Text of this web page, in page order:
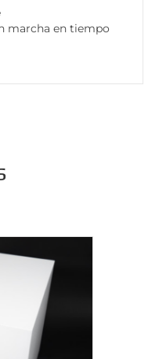
marcha en tiempo